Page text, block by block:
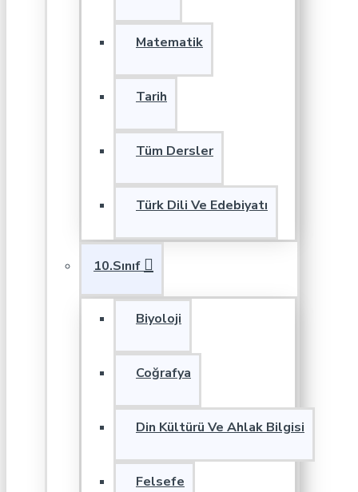
Matematik
Tarih
Tüm Dersler
Türk Dili Ve Edebiyatı
10.Sınıf
Biyoloji
Coğrafya
Din Kültürü Ve Ahlak Bilgisi
Felsefe